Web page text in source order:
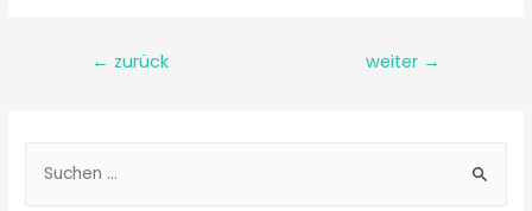
← zurück weiter →